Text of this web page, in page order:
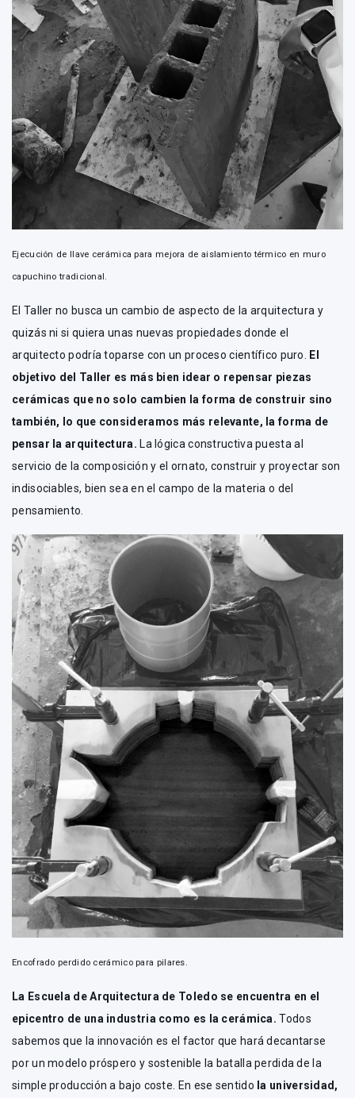
Ejecución de llave cerámica para mejora de aislamiento térmico en muro
capuchino tradicional.
El Taller no busca un cambio de aspecto de la arquitectura y
quizás ni si quiera unas nuevas propiedades donde el
arquitecto podría toparse con un proceso científico puro.
El
objetivo del Taller es más bien idear o repensar piezas
cerámicas que no solo cambien la forma de construir sino
también, lo que consideramos más relevante, la forma de
pensar la arquitectura. La lógica constructiva puesta al
servicio de la composición y el ornato, construir y proyectar son
indisociables, bien sea en el campo de la materia o del
pensamiento.
Encofrado perdido cerámico para pilares.
La Escuela de Arquitectura de Toledo se encuentra en el
epicentro de una industria como es la cerámica.Todos
sabemos que la innovación es el factor que hará decantarse
por un modelo próspero y sostenible la batalla perdida de la
simple producción a bajo coste. En ese sentido la universidad,